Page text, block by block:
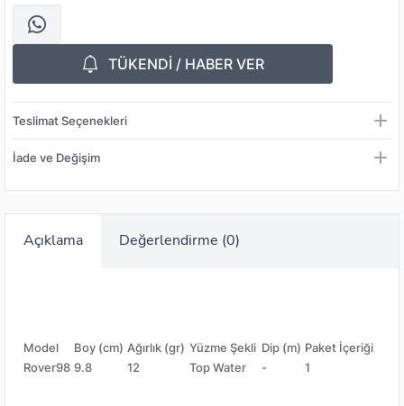
TÜKENDİ / HABER VER
Teslimat Seçenekleri
İade ve Değişim
Açıklama Değerlendirme (0)
Model Boy (cm) Ağırlık (gr) Yüzme Şekli Dip (m) Paket İçeriği
Rover98 9.8 12 Top Water - 1